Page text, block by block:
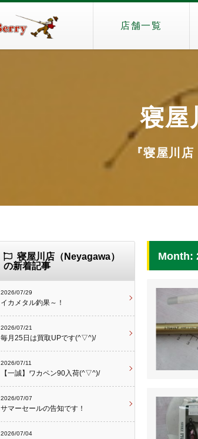
店舗一覧
寝屋
『寝屋川
Month:
寝屋川店（Neyagawa）
の新着記事
2026/07/29
イカメタル釣果～！
2026/07/21
毎月25日は買取UPです(^▽^)/
2026/07/11
【一誠】ワカペン90入荷(^▽^)/
2026/07/07
サマーセールの告知です！
2026/07/04